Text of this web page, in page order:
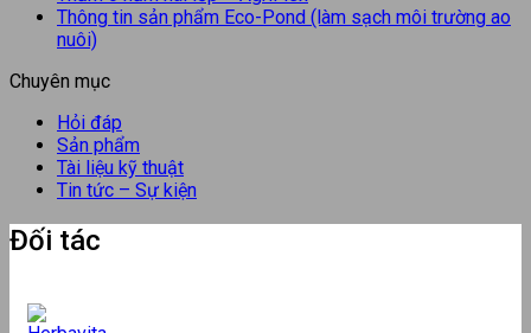
Thông tin sản phẩm Eco-Pond (làm sạch môi trường ao
nuôi)
Chuyên mục
Hỏi đáp
Sản phẩm
Tài liệu kỹ thuật
Tin tức – Sự kiện
Đối tác